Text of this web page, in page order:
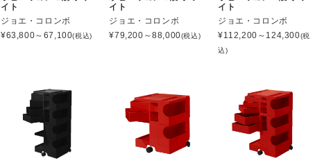
イト
ジョエ・コロンボ
¥63,800～67,100(税込)
イト
ジョエ・コロンボ
¥79,200～88,000(税込)
イト
ジョエ・コロンボ
¥112,200～124,300(税
込)